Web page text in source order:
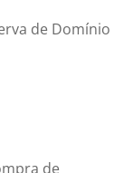
de Domínio
de